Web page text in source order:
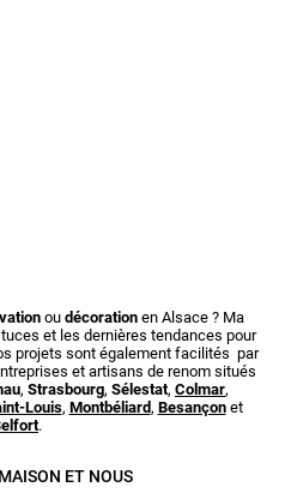
ou décorationen Alsace ? Ma
et les dernières tendances pour
projets sont également facilités par
et artisans de renom situés
, Strasbourg, Sélestat, Colmar,
Louis, Montbéliard , Besançonet
.
ET NOUS